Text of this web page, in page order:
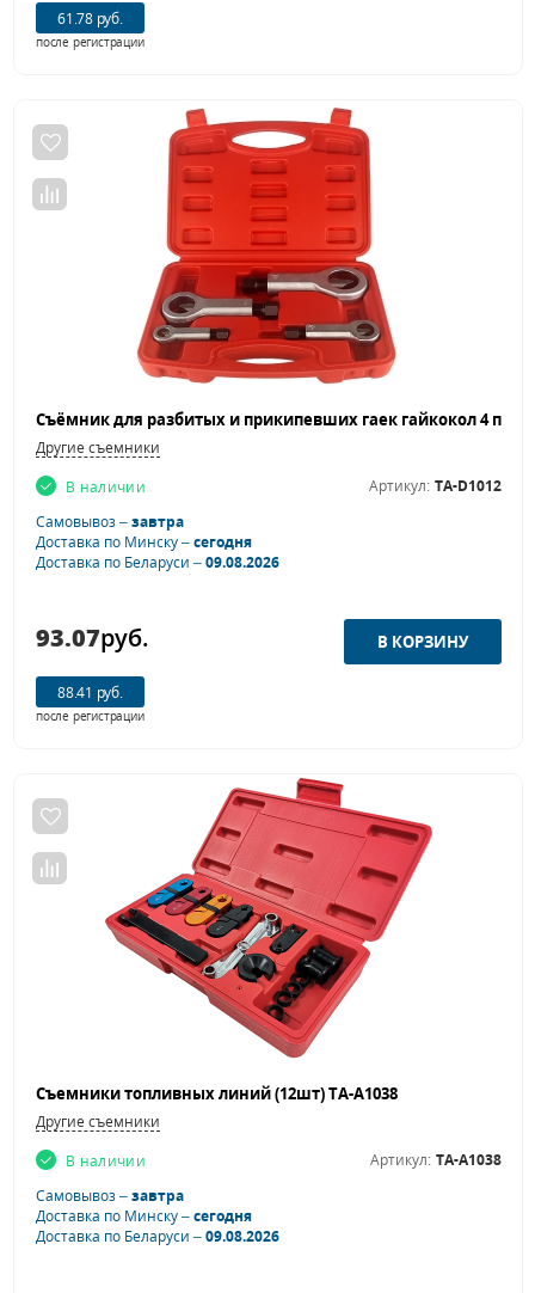
61.78 руб.
после регистрации
Другие съемники
В наличии
Артикул: TA-D1012
Самовывоз –завтра
Доставка по Минску –сегодня
Доставка по Беларуси –09.08.2026
93.07руб.
88.41 руб.
после регистрации
Съемники топливных линий (12шт) TA-A1038
Другие съемники
В наличии
Артикул: TA-A1038
Самовывоз –завтра
Доставка по Минску –сегодня
Доставка по Беларуси –09.08.2026